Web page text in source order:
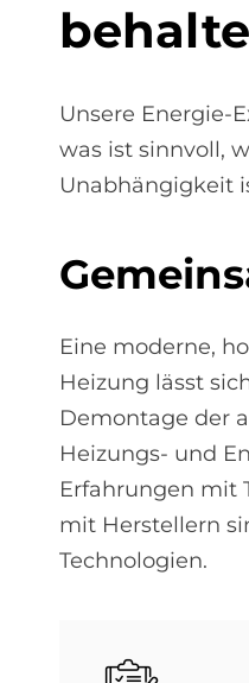
Unsere Energie-
was ist sinnvoll,
Unabhängigkeit
Eine moderne,
Heizung lässt
Demontage der
Heizungs- und
Erfahrungen mit
mit Herstellern
Technologien.
Bild